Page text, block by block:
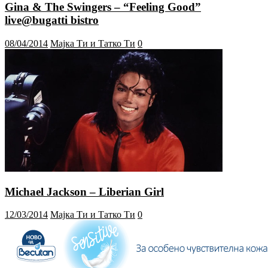
Gina & The Swingers – “Feeling Good”
live@bugatti bistro
08/04/2014 Мајка Ти и Татко Ти 0
Michael Jackson – Liberian Girl
12/03/2014 Мајка Ти и Татко Ти 0